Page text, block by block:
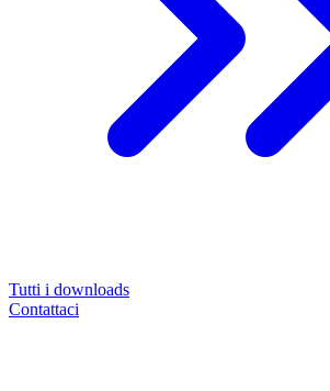
Tutti i downloads
Contattaci